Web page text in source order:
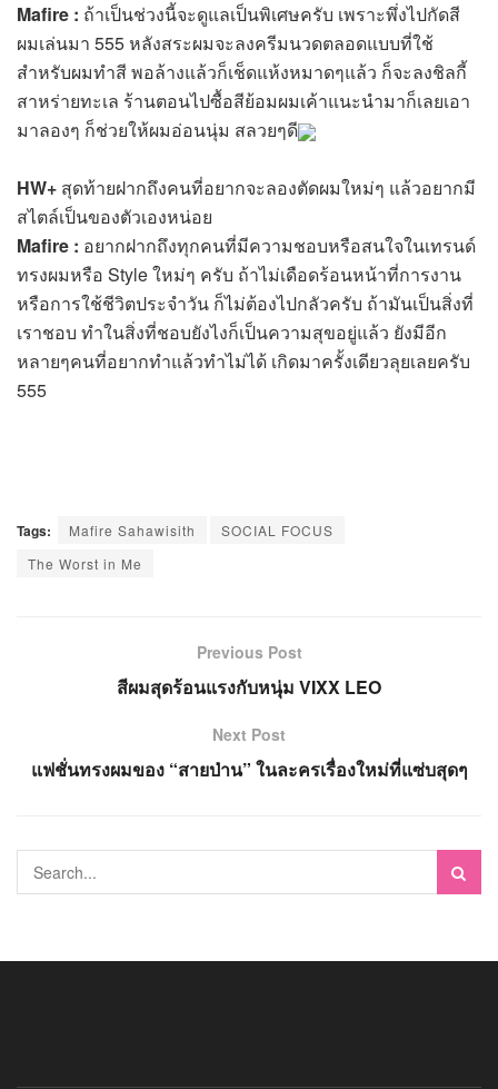
Mafire : ถ้าเป็นช่วงนี้จะดูแลเป็นพิเศษครับ เพราะพึ่งไปกัดสี
ผมเล่นมา 555 หลังสระผมจะลงครีมนวดตลอดแบบที่ใช้
สำหรับผมทำสี พอล้างแล้วก็เช็ดแห้งหมาดๆแล้ว ก็จะลงชิลกี้
สาหร่ายทะเล ร้านตอนไปซื้อสีย้อมผมเค้าแนะนำมาก็เลยเอา
มาลองๆ ก็ช่วยให้ผมอ่อนนุ่ม สลวยๆดี
HW+ สุดท้ายฝากถึงคนที่อยากจะลองตัดผมใหม่ๆ แล้วอยากมี
สไตล์เป็นของตัวเองหน่อย
Mafire : อยากฝากถึงทุกคนที่มีความชอบหรือสนใจในเทรนด์
ทรงผมหรือ Style ใหม่ๆ ครับ ถ้าไม่เดือดร้อนหน้าที่การงาน
หรือการใช้ชีวิตประจำวัน ก็ไม่ต้องไปกลัวครับ ถ้ามันเป็นสิ่งที่
เราชอบ ทำในสิ่งที่ชอบยังไงก็เป็นความสุขอยู่แล้ว ยังมีอีก
หลายๆคนที่อยากทำแล้วทำไม่ได้ เกิดมาครั้งเดียวลุยเลยครับ
555
Tags: Mafire Sahawisith
SOCIAL FOCUS
The Worst in Me
Previous Post
สีผมสุดร้อนแรงกับหนุ่ม VIXX LEO
Next Post
แฟชั่นทรงผมของ “สายป่าน” ในละครเรื่องใหม่ที่แซ่บสุดๆ